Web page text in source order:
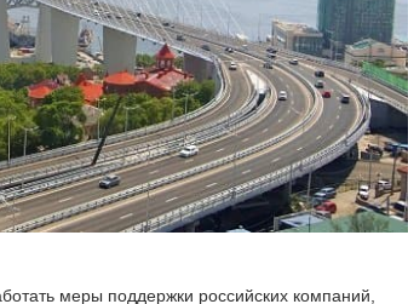
меры поддержки российских компаний,
ЗАКАЗАТЬ